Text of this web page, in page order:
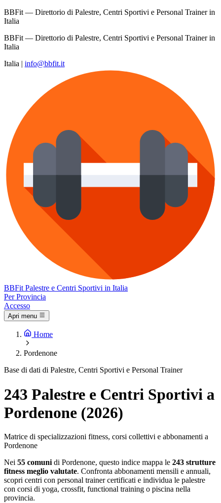
BBFit — Direttorio di Palestre, Centri Sportivi e Personal Trainer in
Italia
BBFit — Direttorio di Palestre, Centri Sportivi e Personal Trainer in
Italia
Italia | info@bbfit.it
BBFit Palestre e Centri Sportivi in Italia
Per Provincia
Accesso
Apri menu
Home
Pordenone
Base di dati di Palestre, Centri Sportivi e Personal Trainer
243 Palestre e Centri Sportivi a
Pordenone (2026)
Matrice di specializzazioni fitness, corsi collettivi e abbonamenti a
Pordenone
Nei 55 comuni di Pordenone, questo indice mappa le 243 strutture
fitness meglio valutate. Confronta abbonamenti mensili e annuali,
scopri centri con personal trainer certificati e individua le palestre
con corsi di yoga, crossfit, functional training o piscina nella
provincia.